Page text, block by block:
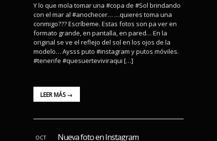
Y lo que mola tomar una #copa de #Sol brindando
con el mar al #anochecer… …quieres toma una
conmigo??? Escríbeme. Estas fotos son pa ver en
formato grande, en pantalla, en pared… En la
original se ve el reflejo del sol en los ojos de la
modelo… Aysss puto #instagram y putos móviles.
#tenerife #quesuerteviviraqui […]
LEER MÁS →
OCT Nueva foto en Instagram